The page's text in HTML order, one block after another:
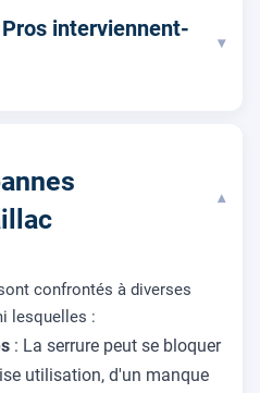
interviennent-
▾
▾
confrontés à diverses
lesquelles :
: La serrure peut se bloquer
utilisation, d'un manque